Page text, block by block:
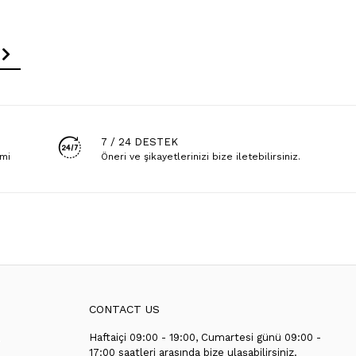
7 / 24 DESTEK
Öneri ve şikayetlerinizi bize iletebilirsiniz.
CONTACT US
Haftaiçi 09:00 - 19:00, Cumartesi günü 09:00 -
17:00 saatleri arasında bize ulaşabilirsiniz.